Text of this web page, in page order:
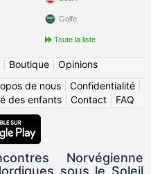
Golfe
Toute la liste
| Boutique| Opinions
de nous Confidentialité
des enfants| Contact| FAQ
Norvégienne
sous le Soleil